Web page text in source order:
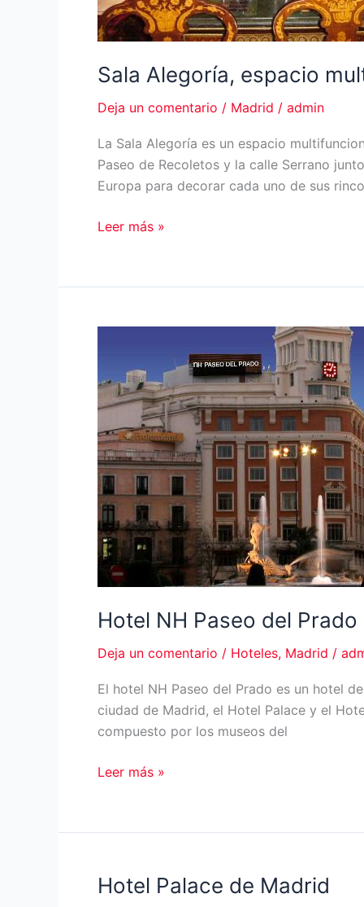
Sala Alegoría, espacio
Deja un comentario / Madrid / admin
La Sala Alegoría es un espacio
Paseo de Recoletos y la calle Serrano
Europa para decorar cada uno de sus
Sala
multifuncional
Leer más »
Hotel NH Paseo del Prado
Deja un comentario / Hoteles, Madrid /
El hotel NH Paseo del Prado es un hotel
ciudad de Madrid, el Hotel Palace y el
compuesto por los museos del
Hotel
del
Leer más »
Hotel Palace de Madrid